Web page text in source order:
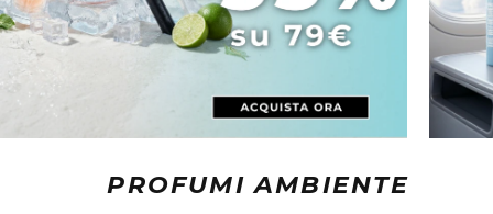
PROFUMI AMBIENTE